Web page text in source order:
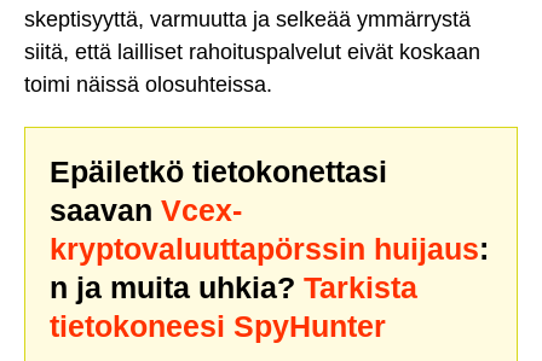
skeptisyyttä, varmuutta ja selkeää ymmärrystä
siitä, että lailliset rahoituspalvelut eivät koskaan
toimi näissä olosuhteissa.
Epäiletkö tietokonettasi
saavan Vcex-
kryptovaluuttapörssin huijaus:
n ja muita uhkia? Tarkista
tietokoneesi SpyHunter